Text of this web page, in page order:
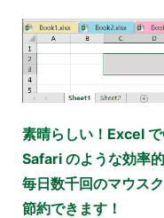
素晴らしい！Excel
Safari のような効率
毎日数千回のマウス
節約できます！